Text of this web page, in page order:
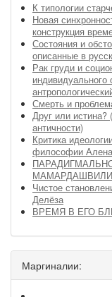
К типологии
Новая
конструкция
Состояния и
описанные в
Рак груди и
Смерть и
Друг или истина?
античности)
Критика
философии
МАМАРДАШВИЛИ
Чистое
Делёза
ВРЕМЯ В ЕГО
Маргиналии: